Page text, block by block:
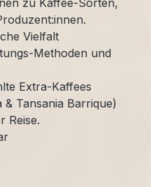
zu Kaffee-Sorten,
Vielfalt
Methoden und
Extra-Kaffees
Tansania Barrique)
Reise.